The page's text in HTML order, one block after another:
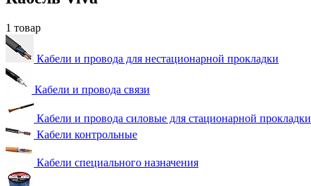
1 товар
Кабели и провода для нестационарной прокладки
Кабели и провода связи
Кабели и провода силовые для стационарной прокладки
Кабели контрольные
Кабели специального назначения